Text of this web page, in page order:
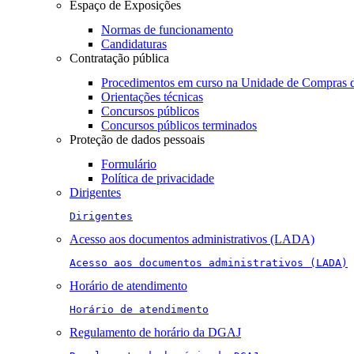
Espaço de Exposições
Normas de funcionamento
Candidaturas
Contratação pública
Procedimentos em curso na Unidade de Compras
Orientações técnicas
Concursos públicos
Concursos públicos terminados
Proteção de dados pessoais
Formulário
Política de privacidade
Dirigentes
Dirigentes
Acesso aos documentos administrativos (LADA)
Acesso aos documentos administrativos (LADA)
Horário de atendimento
Horário de atendimento
Regulamento de horário da DGAJ